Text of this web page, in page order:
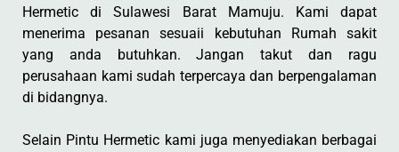
Hermetic di Sulawesi Barat Mamuju. Kami dapat
menerima pesanan sesuaii kebutuhan Rumah sakit
yang anda butuhkan. Jangan takut dan ragu
perusahaan kami sudah terpercaya dan berpengalaman
di bidangnya.
Selain Pintu Hermetic kami juga menyediakan berbagai